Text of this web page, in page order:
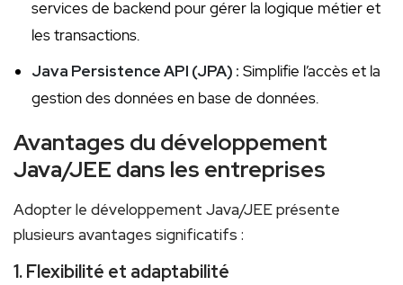
services de backend pour gérer la logique métier et
les transactions.
Java Persistence API (JPA) : Simplifie l’accès et la
gestion des données⁤ en base de données.
Avantages du développement
Java/JEE dans les entreprises
Adopter le ⁤développement Java/JEE présente
plusieurs avantages significatifs :
1. Flexibilité ‍et ⁢adaptabilité